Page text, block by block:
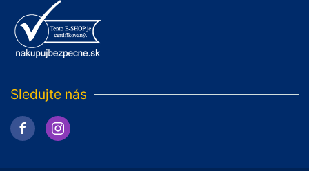
Sledujte nás